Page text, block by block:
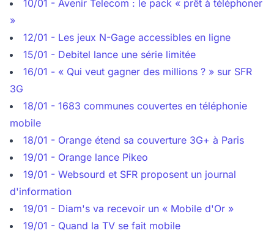
10/01 - Avenir Telecom : le pack « prêt à téléphoner
»
12/01 - Les jeux N-Gage accessibles en ligne
15/01 - Debitel lance une série limitée
16/01 - « Qui veut gagner des millions ? » sur SFR
3G
18/01 - 1683 communes couvertes en téléphonie
mobile
18/01 - Orange étend sa couverture 3G+ à Paris
19/01 - Orange lance Pikeo
19/01 - Websourd et SFR proposent un journal
d'information
19/01 - Diam's va recevoir un « Mobile d'Or »
19/01 - Quand la TV se fait mobile